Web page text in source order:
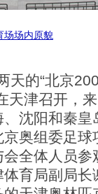
场场内原貌
的“北京
天津召开，
沈阳和秦
奥组委足
全体人员
育局副局